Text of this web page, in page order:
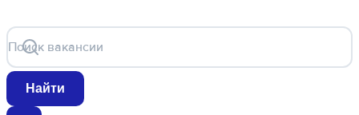
Поиск вакансии
Найти